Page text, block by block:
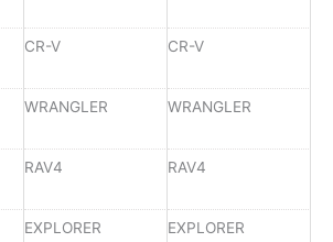
CR-V CR-V
WRANGLER WRANGLER
RAV4 RAV4
EXPLORER EXPLORER